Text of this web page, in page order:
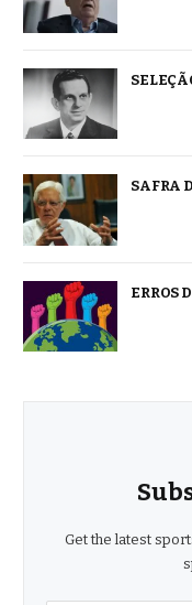
SAFRA
ERROS
Get the latest